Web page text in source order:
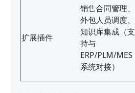
扩展插件
销售合同管理、
外包人员调度、
知识库集成（支
持与
ERP/PLM/MES
系统对接）